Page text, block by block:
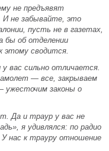
не предъявят
И не забывайте, это
пусть не в газетах,
бы об отделении
этому сводится.
вас сильно отличается.
— все, закрываем
ужесточим законы о
Да и траур у вас не
я удивлялся: по радио
нас к трауру отношение